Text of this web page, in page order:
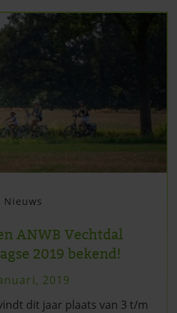
Nieuws
ANWB Vechtdal
2019 bekend!
2019
dit jaar plaats van 3 t/m